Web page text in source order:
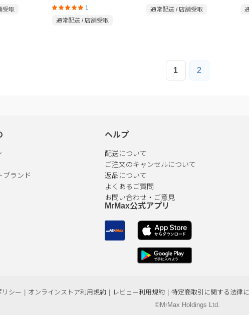
VS40-
受取
時計 カラーウオッチ
1
通常配送 / 店舗受取
時計 カラーウオッチ
V06A-018VK
通常配送 / 店舗受取
1 2
ブランド
ヘルプ
配送について
ご注文のキャンセルについて
返品について
よくあるご質問
お問い合わせ・ご意見
MrMax公式アプリ
リシー オンラインストア利用規約 レビュー利用規約 特定商取引に関する法律
©MrMax Holdings Ltd.